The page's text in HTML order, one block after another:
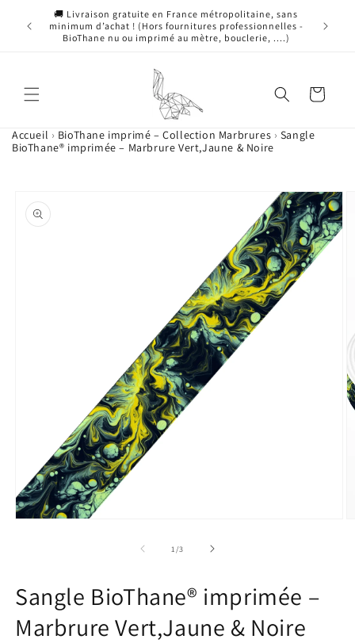
Ignorer et passer
au contenu
🚚 Livraison gratuite en France métropolitaine, sans
minimum d’achat ! (Hors fournitures professionnelles -
BioThane nu ou imprimé au mètre, bouclerie, ....)
🎗️ 10 %
Panier
Accueil › BioThane imprimé – Collection Marbrures › Sangle
BioThane® imprimée – Marbrure Vert,Jaune & Noire
informations
produits
fenêtre
modale
1 /de
3
Sangle BioThane® imprimée –
Marbrure Vert,Jaune & Noire